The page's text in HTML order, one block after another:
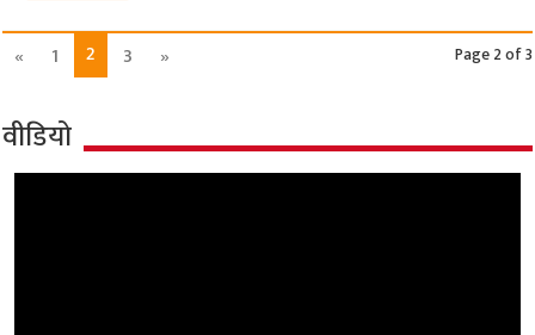
Page 2 of 3
« 1 2 3 »
वीडियो